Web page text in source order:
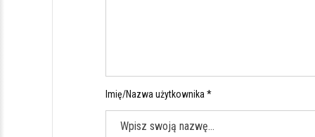
Imię/Nazwa użytkownika *